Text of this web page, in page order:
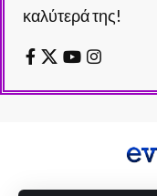
καλύτερά της!